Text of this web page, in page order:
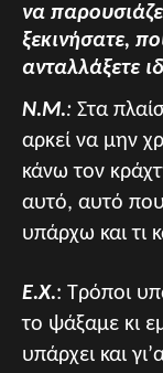
να
ξεκινήσατε,
ανταλλάξετε
Ν.Μ.: Στα
αρκεί να μην
κάνω τον
αυτό, αυτό
υπάρχω και τι
Ε.Χ.: Τρόποι
το ψάξαμε κι
υπάρχει και